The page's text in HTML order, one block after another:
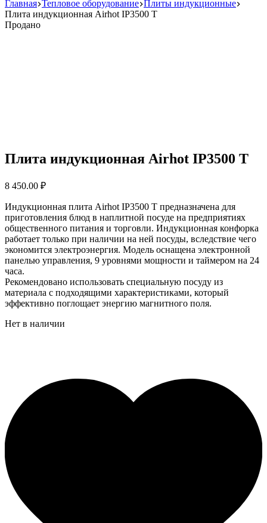
Главная Тепловое оборудование Плиты индукционные
Плита индукционная Airhot IP3500 Т
Продано
Плита индукционная Airhot IP3500 Т
8 450.00 ₽
Индукционная плита Airhot IP3500 T предназначена для
приготовления блюд в наплитной посуде на предприятиях
общественного питания и торговли. Индукционная конфорка
работает только при наличии на ней посуды, вследствие чего
экономится электроэнергия. Модель оснащена электронной
панелью управления, 9 уровнями мощности и таймером на 24
часа.
Рекомендовано использовать специальную посуду из
материала с подходящими характеристиками, который
эффективно поглощает энергию магнитного поля.
Нет в наличии